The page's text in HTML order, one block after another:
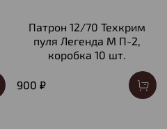
Патрон 12/70 Техкрим
пуля Легенда М П-2,
коробка 10 шт.
900 ₽